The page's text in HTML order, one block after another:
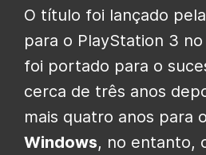
O título foi lançado
para o PlayStation 3
foi portado para o
cerca de três anos
mais quatro anos para
Windows, no entanto,